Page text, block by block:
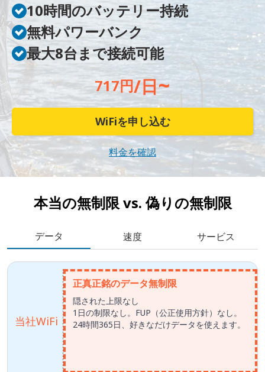
10時間のバッテリー持続
無料パワーバンク
最大8台まで接続可能
717円/日~
WiFiを申し込む
料金を確認
本当の無制限 vs.偽りの無制限
データ 速度 サービス
当社WiFi
正真正銘のデータ無制限
隠された上限なし
1日の制限なし。FUP（公正使用方針）なし。
24時間365日、好きなだけデータを使えます。